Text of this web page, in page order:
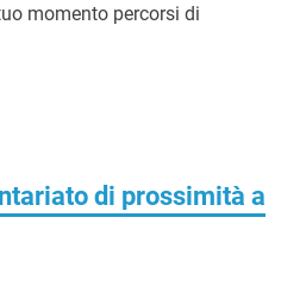
momento percorsi di
di prossimità a